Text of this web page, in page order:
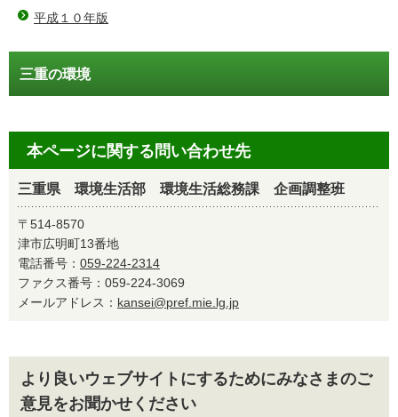
平成１０年版
三重の環境
本ページに関する問い合わせ先
三重県 環境生活部 環境生活総務課 企画調整班
〒514-8570
津市広明町13番地
電話番号： 059-224-2314
ファクス番号：059-224-3069
メールアドレス： kansei@pref.mie.lg.jp
より良いウェブサイトにするためにみなさまのご
意見をお聞かせください